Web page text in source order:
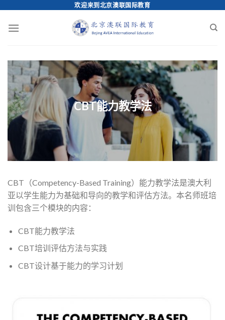
content
欢迎来到北京澳联国际教育
CBT能力教学法
CBT（Competency-Based Training）能力教学法是澳大利
亚以学生能力为基础和导向的教学和评估方法。本名师班培
训包含三个模块的内容：
CBT能力教学法
CBT培训评估方法与实践
CBT设计基于能力的学习计划